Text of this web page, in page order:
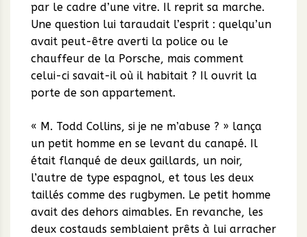
par le cadre d’une vitre. Il reprit sa marche.
Une question lui taraudait l’esprit : quelqu’un
avait peut-être averti la police ou le
chauffeur de la Porsche, mais comment
celui-ci savait-il où il habitait ? Il ouvrit la
porte de son appartement.
« M. Todd Collins, si je ne m’abuse ? » lança
un petit homme en se levant du canapé. Il
était flanqué de deux gaillards, un noir,
l’autre de type espagnol, et tous les deux
taillés comme des rugbymen. Le petit homme
avait des dehors aimables. En revanche, les
deux costauds semblaient prêts à lui arracher